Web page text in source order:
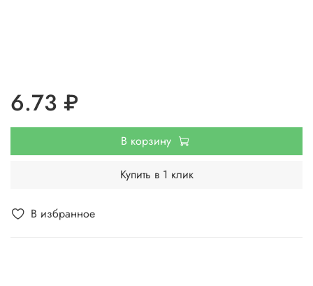
В избранное
6.73 ₽
В корзину
Купить в 1 клик